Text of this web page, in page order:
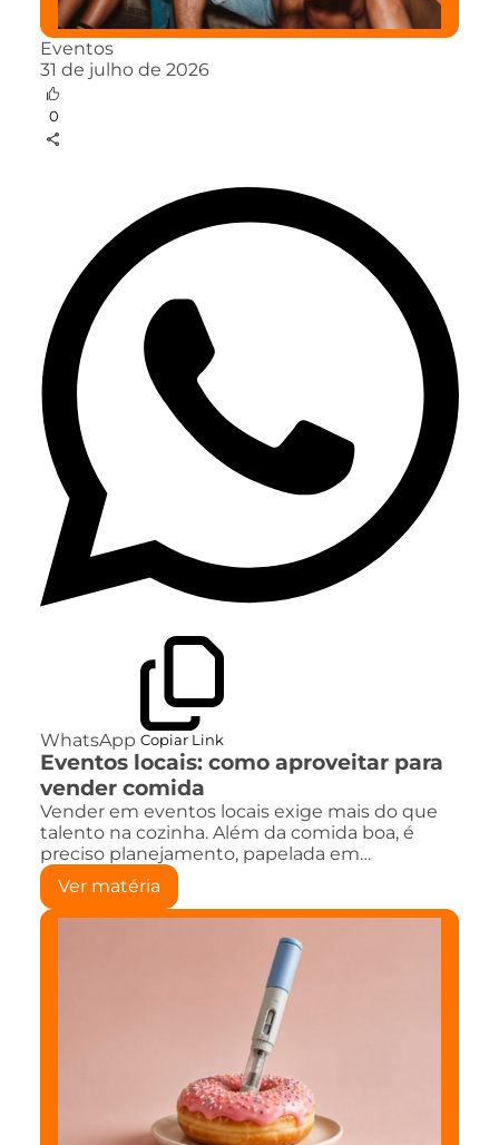
Eventos
31 de julho de 2026
0
WhatsApp Copiar Link
Eventos locais: como aproveitar para
vender comida
Vender em eventos locais exige mais do que
talento na cozinha. Além da comida boa, é
preciso planejamento, papelada em…
Ver matéria